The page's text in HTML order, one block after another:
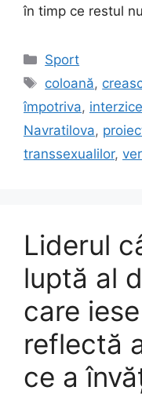
în timp ce restul
Categories
Sport
Tags
coloană,
împotriva,
Navratilova,
transsexualilor,
Liderul
luptă al
care
reflectă
ce a